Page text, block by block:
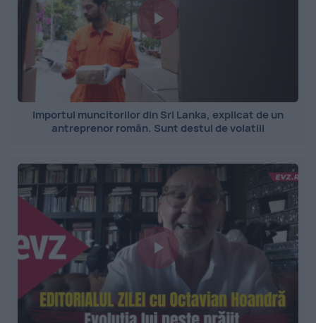
Importul muncitorilor din Sri Lanka, explicat de un
antreprenor român. Sunt destul de volatili